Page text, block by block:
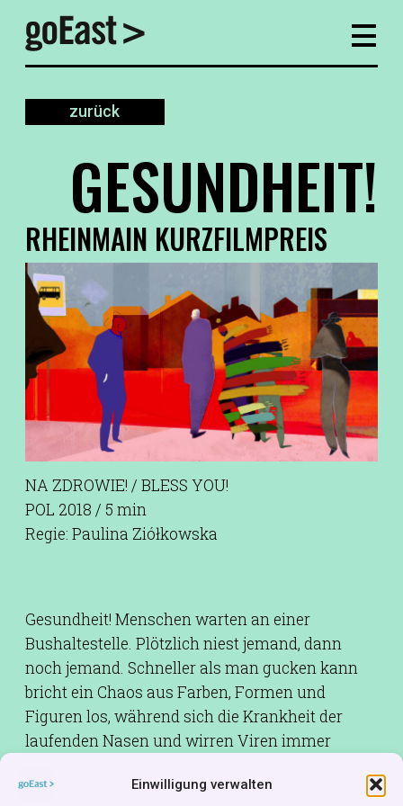
Einwilligung verwalten
zurück
GESUNDHEIT!
RHEINMAIN KURZFILMPREIS
NA ZDROWIE! / BLESS YOU!
POL 2018 / 5 min
Regie: Paulina Ziółkowska
Gesundheit! Menschen warten an einer
Bushaltestelle. Plötzlich niest jemand, dann
noch jemand. Schneller als man gucken kann
bricht ein Chaos aus Farben, Formen und
Figuren los, während sich die Krankheit der
laufenden Nasen und wirren Viren immer